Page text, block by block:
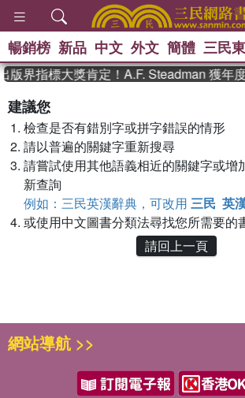
史是一群喵 、
獎 臺灣漫遊錄
登輝時代 、 數學
暢銷榜 新品 中文 外文 簡體 三民
版界指標大獎肯定！A.F. Steadman 獲年
建議您
檢查是否有錯別字或拼字錯誤的情形
請以普遍的關鍵字重新搜尋
請嘗試使用其他語義相近的關鍵字或增
新查詢
例如：三民英漢辭典，可改用 三民 英
或使用中文圖書分類法尋找您所需要的
請回上一頁
網站導航 >>